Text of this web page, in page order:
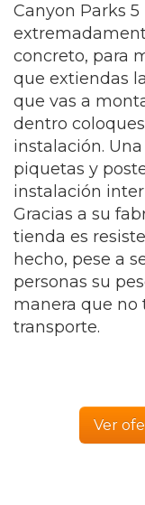
Canyon Parks
concreto, para
que extiendas
que vas a
dentro
instalación.
piquetas y
instalación
Gracias a su
tienda es
hecho, pese a
personas su
manera que no
transporte.
Ver